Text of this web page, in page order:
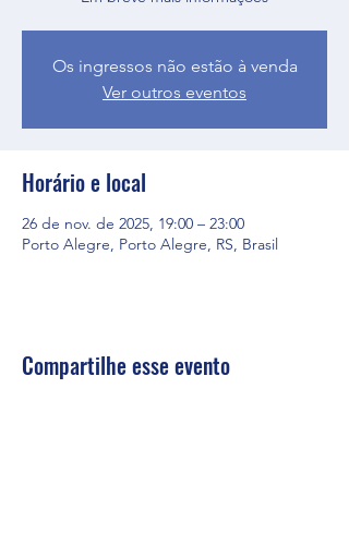
Os ingressos não estão à venda
Ver outros eventos
Horário e local
26 de nov. de 2025, 19:00 – 23:00
Porto Alegre, Porto Alegre, RS, Brasil
Compartilhe esse evento